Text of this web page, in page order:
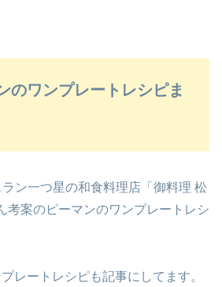
のワンプレートレシピま
ン一つ星の和食料理店「御料理 松
考案のピーマンのワンプレートレシ
レートレシピも記事にしてます。